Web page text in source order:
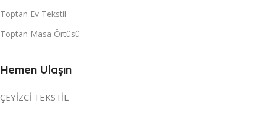
Toptan Ev Tekstil
Toptan Masa Örtüsü
Hemen Ulaşın
ÇEYİZCİ TEKSTİL